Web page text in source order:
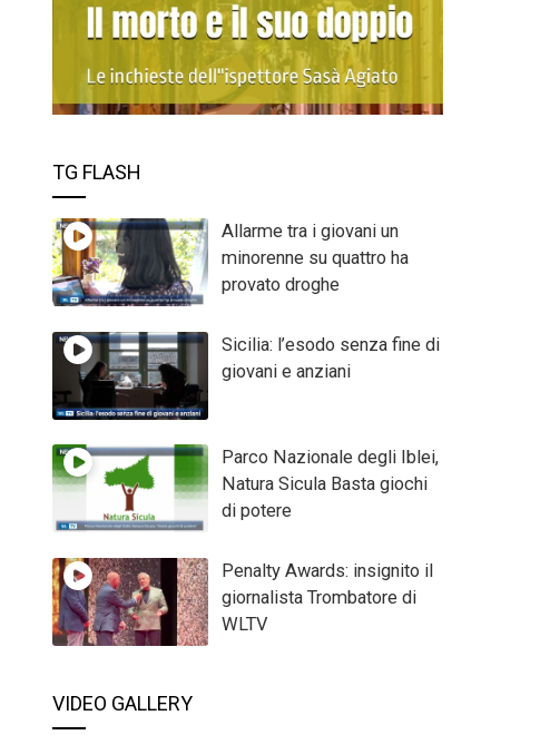
TG FLASH
Allarme tra i giovani un
minorenne su quattro ha
provato droghe
Sicilia: l’esodo senza fine di
giovani e anziani
Parco Nazionale degli Iblei,
Natura Sicula Basta giochi
di potere
Penalty Awards: insignito il
giornalista Trombatore di
WLTV
VIDEO GALLERY